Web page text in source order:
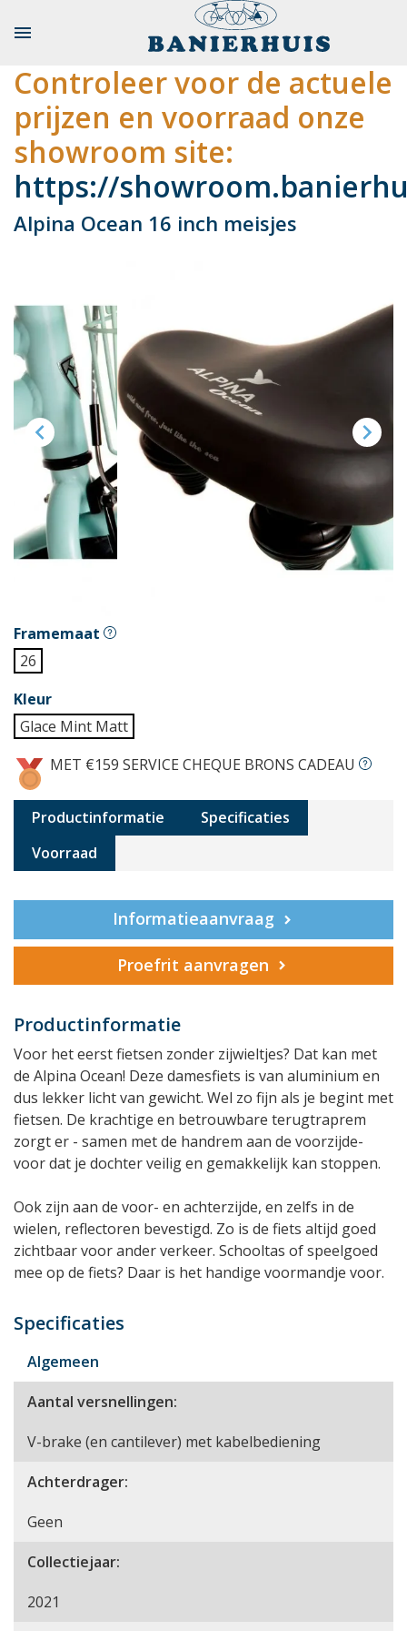

Controleer voor de actuele
prijzen en voorraad onze
showroom site:
https://
Alpina Ocean 16 inch meisjes
 
Framemaat
26
Kleur
Glace Mint Matt
MET €159 SERVICE CHEQUE BRONS CADEAU
Productinformatie
Specificaties
Voorraad
Informatieaanvraag
Proefrit aanvragen
Productinformatie
Voor het eerst fietsen zonder zijwieltjes? Dat kan met
de Alpina Ocean! Deze damesfiets is van aluminium en
dus lekker licht van gewicht. Wel zo fijn als je begint met
fietsen. De krachtige en betrouwbare terugtraprem
zorgt er - samen met de handrem aan de voorzijde-
voor dat je dochter veilig en gemakkelijk kan stoppen.
Ook zijn aan de voor- en achterzijde, en zelfs in de
wielen, reflectoren bevestigd. Zo is de fiets altijd goed
zichtbaar voor ander verkeer. Schooltas of speelgoed
mee op de fiets? Daar is het handige voormandje voor.
Specificaties
Algemeen
Aantal versnellingen:
V-brake (en cantilever) met kabelbediening
Achterdrager:
Geen
Collectiejaar:
2021